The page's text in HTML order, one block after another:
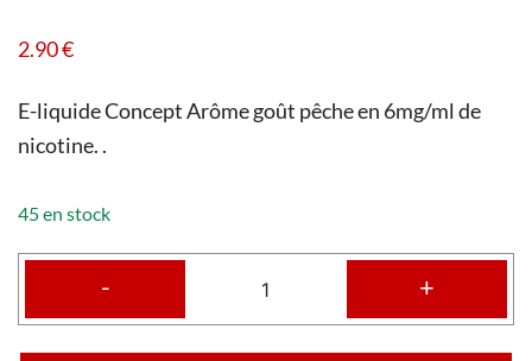
2.90€
E-liquide Concept Arôme goût pêche en 6mg/ml de
nicotine. .
45 en stock
- +